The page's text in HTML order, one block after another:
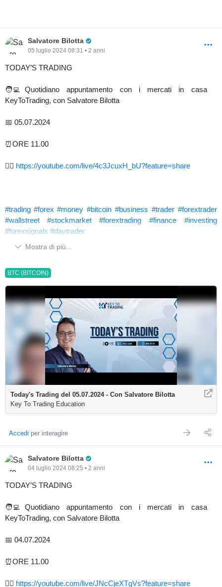
Salvatore Bilotta
05 luglio 2024 08:31 • 2 anni
TODAY’S TRADING
🧑‍💻Quotidiano appuntamento con i mercati in casa
KeyToTrading, con Salvatore Bilotta
📅 05.07.2024
⏰ORE 11.00
👉🏻 https://youtube.com/live/4c3JcuxH_bU?feature=share
#trading #forex #money #bitcoin #business #trader #forextrader
#wallstreet
#stockmarket #forextrading #finance
#investing
#forexsignals #daytrader
Mostra di più...
BTC (BITCOIN)
Today's Trading del 05.07.2024 - Con Salvatore Bilotta
Key To Trading Education
Accedi per interagire
Salvatore Bilotta
04 luglio 2024 08:25 • 2 anni
TODAY’S TRADING
🧑‍💻Quotidiano appuntamento con i mercati in casa
KeyToTrading, con Salvatore Bilotta
📅 04.07.2024
⏰ORE 11.00
👉🏻 https://youtube.com/live/JNcCjeXTgVs?feature=share